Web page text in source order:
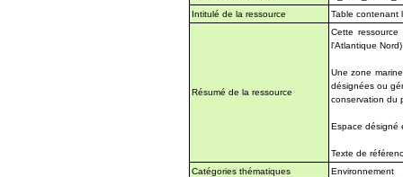
Intitulé de la ressource
Table contenant
Résumé de la ressource
Cette
l'Atlantique
Une zone
désignées ou
conservation du
Espace désigné
Texte de
Catégories thématiques
Environnement